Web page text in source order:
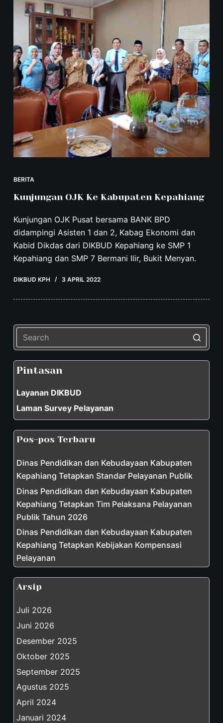
BERITA
Kunjungan OJK Ke Kabupaten Kepahiang
Kunjungan OJK Pusat bersama BANK BPD
didampingi Asisten 1 dan 2, Kabag Ekonomi dan
Kabid Dikdas dari DIKBUD Kepahiang ke SMP 1
Kepahiang dan SMP 7 Bermani Ilir, Bukit Menyan.
DIKBUD KPH 3 APRIL 2022
No
results
Pintasan
Layanan DIKBUD
Laman Survey Pelayanan
Pos-pos Terbaru
Dinas Pendidikan dan Kebudayaan Kabupaten
Kepahiang Tetapkan Standar Pelayanan Publik
Dinas Pendidikan dan Kebudayaan Kabupaten
Kepahiang Tetapkan Tim Pelaksana Pelayanan
Publik Tahun 2026
Dinas Pendidikan dan Kebudayaan Kabupaten
Kepahiang Tetapkan Kebijakan Kompensasi
Pelayanan
Arsip
Juli 2026
Juni 2026
Desember 2025
Oktober 2025
September 2025
Agustus 2025
April 2024
Januari 2024